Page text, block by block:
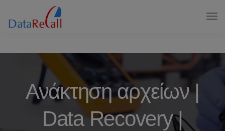
Ανάκτηση αρχείων |
Data Recovery |